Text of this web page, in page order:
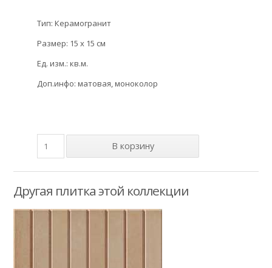
Тип: Керамогранит
Размер: 15 x 15 см
Ед. изм.: кв.м.
Доп.инфо: матовая, моноколор
Другая плитка этой коллекции